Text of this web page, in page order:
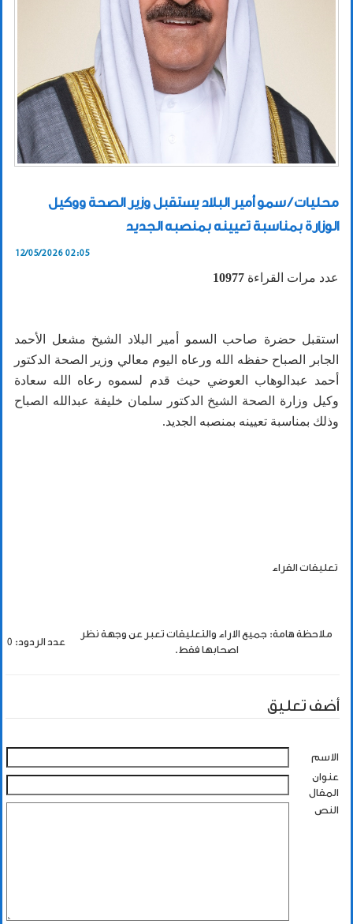
محليات / سمو أمير البلاد يستقبل وزير الصحة ووكيل
الوزارة بمناسبة تعيينه بمنصبه الجديد
12/05/2026 02:05
عدد مرات القراءة 10977
استقبل حضرة صاحب السمو أمير البلاد الشيخ مشعل الأحمد
الجابر الصباح حفظه الله ورعاه اليوم معالي وزير الصحة الدكتور
أحمد عبدالوهاب العوضي حيث قدم لسموه رعاه الله سعادة
وكيل وزارة الصحة الشيخ الدكتور سلمان خليفة عبدالله الصباح
وذلك بمناسبة تعيينه بمنصبه الجديد.
تعليقات القراء
ملاحظة هامة: جميع الاراء والتعليقات تعبر عن وجهة نظر
اصحابها فقط.
عدد الردود: 0
أضف تعليق
الاسم
عنوان
المقال
النص